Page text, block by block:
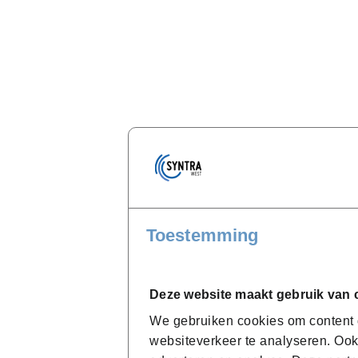
Toestemming
Deze website maakt gebruik van
We gebruiken cookies om
websiteverkeer te analyseren.